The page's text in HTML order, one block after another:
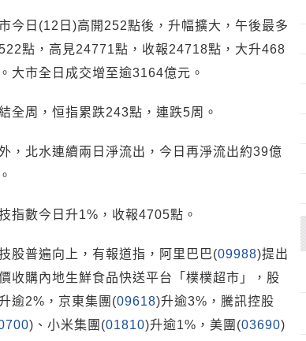
今日(12日)高開252點後，升幅擴大，午後最多
點，高見24771點，收報24718點，大升468
大市全日成交增至逾3164億元。
全周，恒指累跌243點，連跌5周。
，北水連續兩日淨流出，今日再淨流出約39億
指數今日升1%，收報4705點。
股普遍向上，有報道指，阿里巴巴(09988)提出
收購內地生鮮食品快送平台「樸樸超市」，股
逾2%，京東集團(09618)升逾3%，騰訊控股
)、小米集團(01810)升逾1%，美團(03690)